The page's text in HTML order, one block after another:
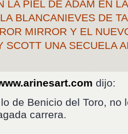
LA PIEL DE ADAM EN
BLANCANIEVES DE
MIRROR Y EL
SCOTT UNA SECUELA
dijo:
de Benicio del Toro, no
carrera.